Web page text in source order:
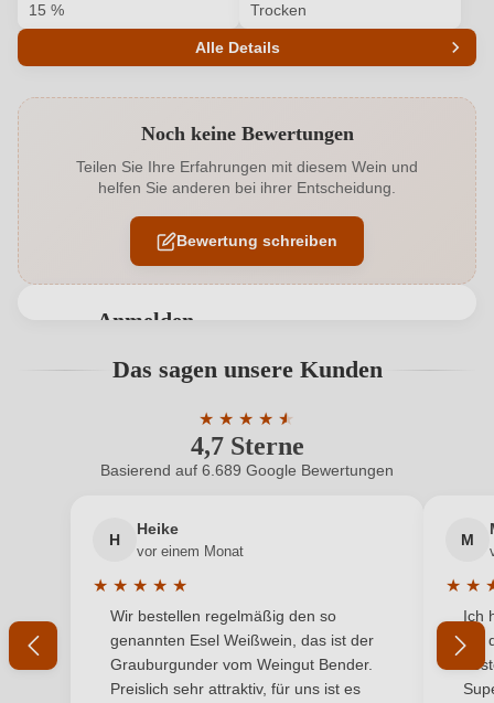
15 %
Trocken
Alle Details
Alkoholgehalt in % 15 %
Allergene Enthält Sulfite
Flaschenverschluss Naturkorken
Tenuta Muscazega di Laura Carmina, Via Archimede
116, 00197 Roma, Italien
Land Italien
Passt zu Fisch, Käse, Rotes Fleisch
Noch keine Bewertungen
Teilen Sie Ihre Erfahrungen mit diesem Wein und
helfen Sie anderen bei ihrer Entscheidung.
Bewertung schreiben
Anmelden
Benutzern abgegeben werden. Bitte loggen Sie sich
Neuer Kunde? Neuer Kunde?
Ihre E-Mail-Adresse
Ihr Passwort
Ich habe mein Passwort vergessen
Das sagen unsere Kunden
4,7 Sterne
★ ★ ★ ★ ★
★
Durchschnittliche Bewertung von 4.7
Basierend auf 6.689 Google Bewertungen
H
Heike
vor einem Monat
★ ★ ★ ★ ★
Durchschnittliche Bewertung von 5 von 5 Sternen
Wir bestellen regelmäßig den so
genannten Esel Weißwein, das ist der
Grauburgunder vom Weingut Bender.
Preislich sehr attraktiv, für uns ist es
M
★ ★
Ich
mit